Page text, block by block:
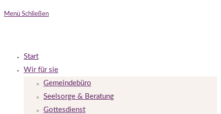
Menü Schließen
Start
Wir für sie
Gemeindebüro
Seelsorge & Beratung
Gottesdienst